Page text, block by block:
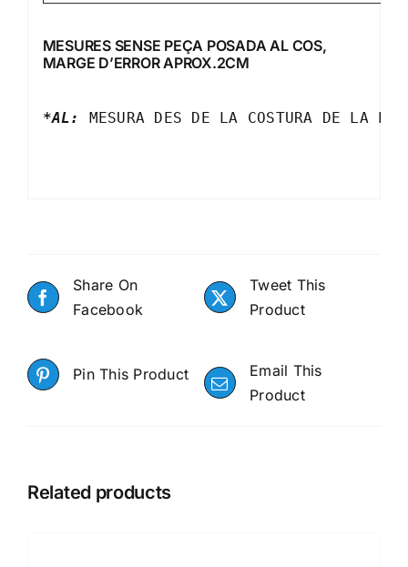
MESURES SENSE PEÇA POSADA AL COS,
MARGE D’ERROR APROX.2CM
*AL: MESURA DES DE LA COSTURA DE LA
Share On
Facebook
Tweet This
Product
Pin This Product
Email This
Product
Related products